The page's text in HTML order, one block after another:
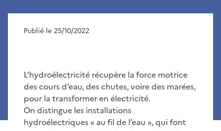
Publié le 25/10/2022
L’hydroélectricité récupère la force motrice
des cours d’eau, des chutes, voire des marées,
pour la transformer en électricité.
On distingue les installations
hydroélectriques « au fil de l’eau », qui font